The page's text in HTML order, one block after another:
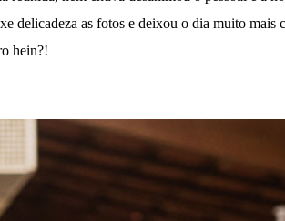
delicadeza as fotos e deixou o dia muito mais
hein?!